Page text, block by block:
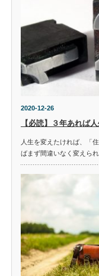
2020-12-26
【必読】３年あれば
人生を変えたければ、「
ばまず間違いなく変えら